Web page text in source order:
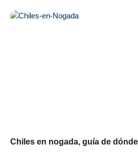
Chiles en nogada, guía de